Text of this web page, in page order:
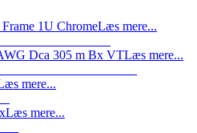
1U ChromeLæs mere...
Dca 305 m Bx VTLæs mere...
mere...
Læs mere...